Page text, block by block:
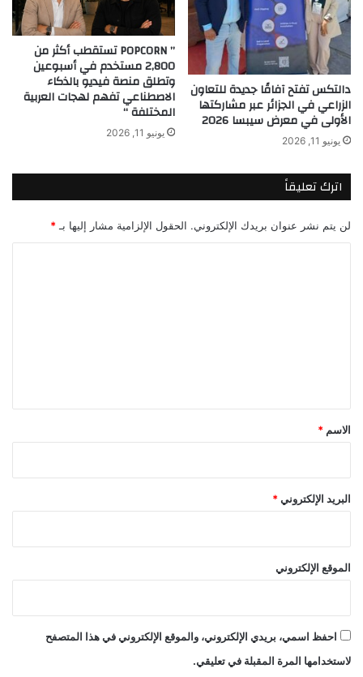
دالتكس تفتح آفاقًا جديدة للتعاون
الزراعي في الجزائر عبر مشاركتها
الأولى في معرض سيبسا 2026
يونيو 11, 2026
” POPCORN تستقطب أكثر من
2,800 مستخدم في أسبوعين
وتطلق منصة فيديو بالذكاء
الاصطناعي تفهم لهجات العربية
المختلفة “
يونيو 11, 2026
اترك تعليقاً
لن يتم نشر عنوان بريدك الإلكتروني. الحقول الإلزامية مشار إليها بـ *
*
الاسم *
البريد الإلكتروني *
الموقع الإلكتروني
احفظ اسمي، بريدي الإلكتروني، والموقع الإلكتروني في هذا المتصفح
لاستخدامها المرة المقبلة في تعليقي.